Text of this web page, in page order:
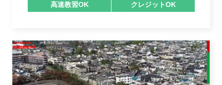
高速教習OK
クレジットOK